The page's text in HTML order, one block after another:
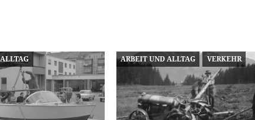
ARBEIT UND ALLTAG VERKEHR